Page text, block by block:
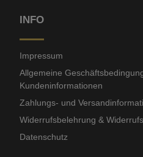
INFO
Impressum
Allgemeine
Kundeninformationen
Zahlungs- und
Widerrufsbelehrung &
Datenschutz